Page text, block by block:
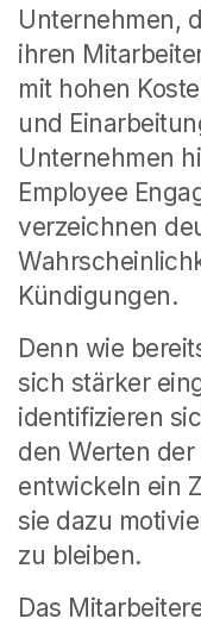
Unternehmen,
ihren
mit hohen
und
Unternehmen
Employee
verzeichnen
Kündigungen.
Denn wie
sich stärker
identifizieren
den Werten der
entwickeln ein
sie dazu
zu bleiben.
Das